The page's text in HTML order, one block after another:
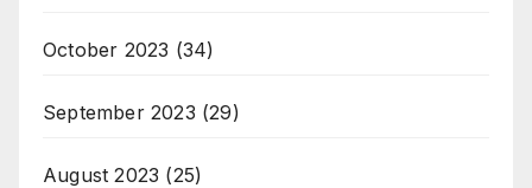
October 2023 (34)
September 2023 (29)
August 2023 (25)